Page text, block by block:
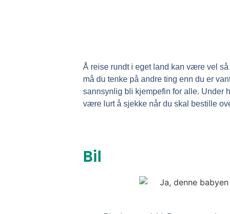
Å reise rundt i eget land kan være vel
må du tenke på andre ting enn du er
sannsynlig bli kjempefin for alle. Under
være lurt å sjekke når du skal bestille
Bil